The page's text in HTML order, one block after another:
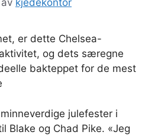
av kjedekontor
er dette Chelsea-
og dets særegne
bakteppet for de mest
julefester i
Blake og Chad Pike. «Jeg